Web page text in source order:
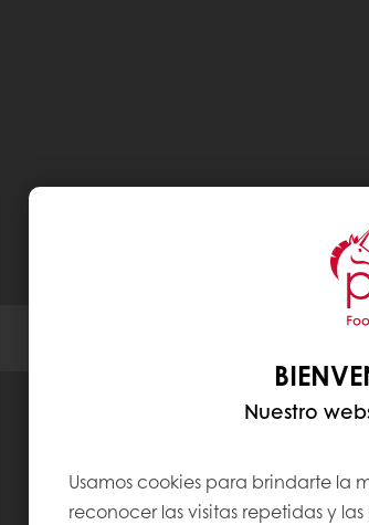
Nuestro
Usamos cookies para brindarte la
reconocer las visitas repetidas y